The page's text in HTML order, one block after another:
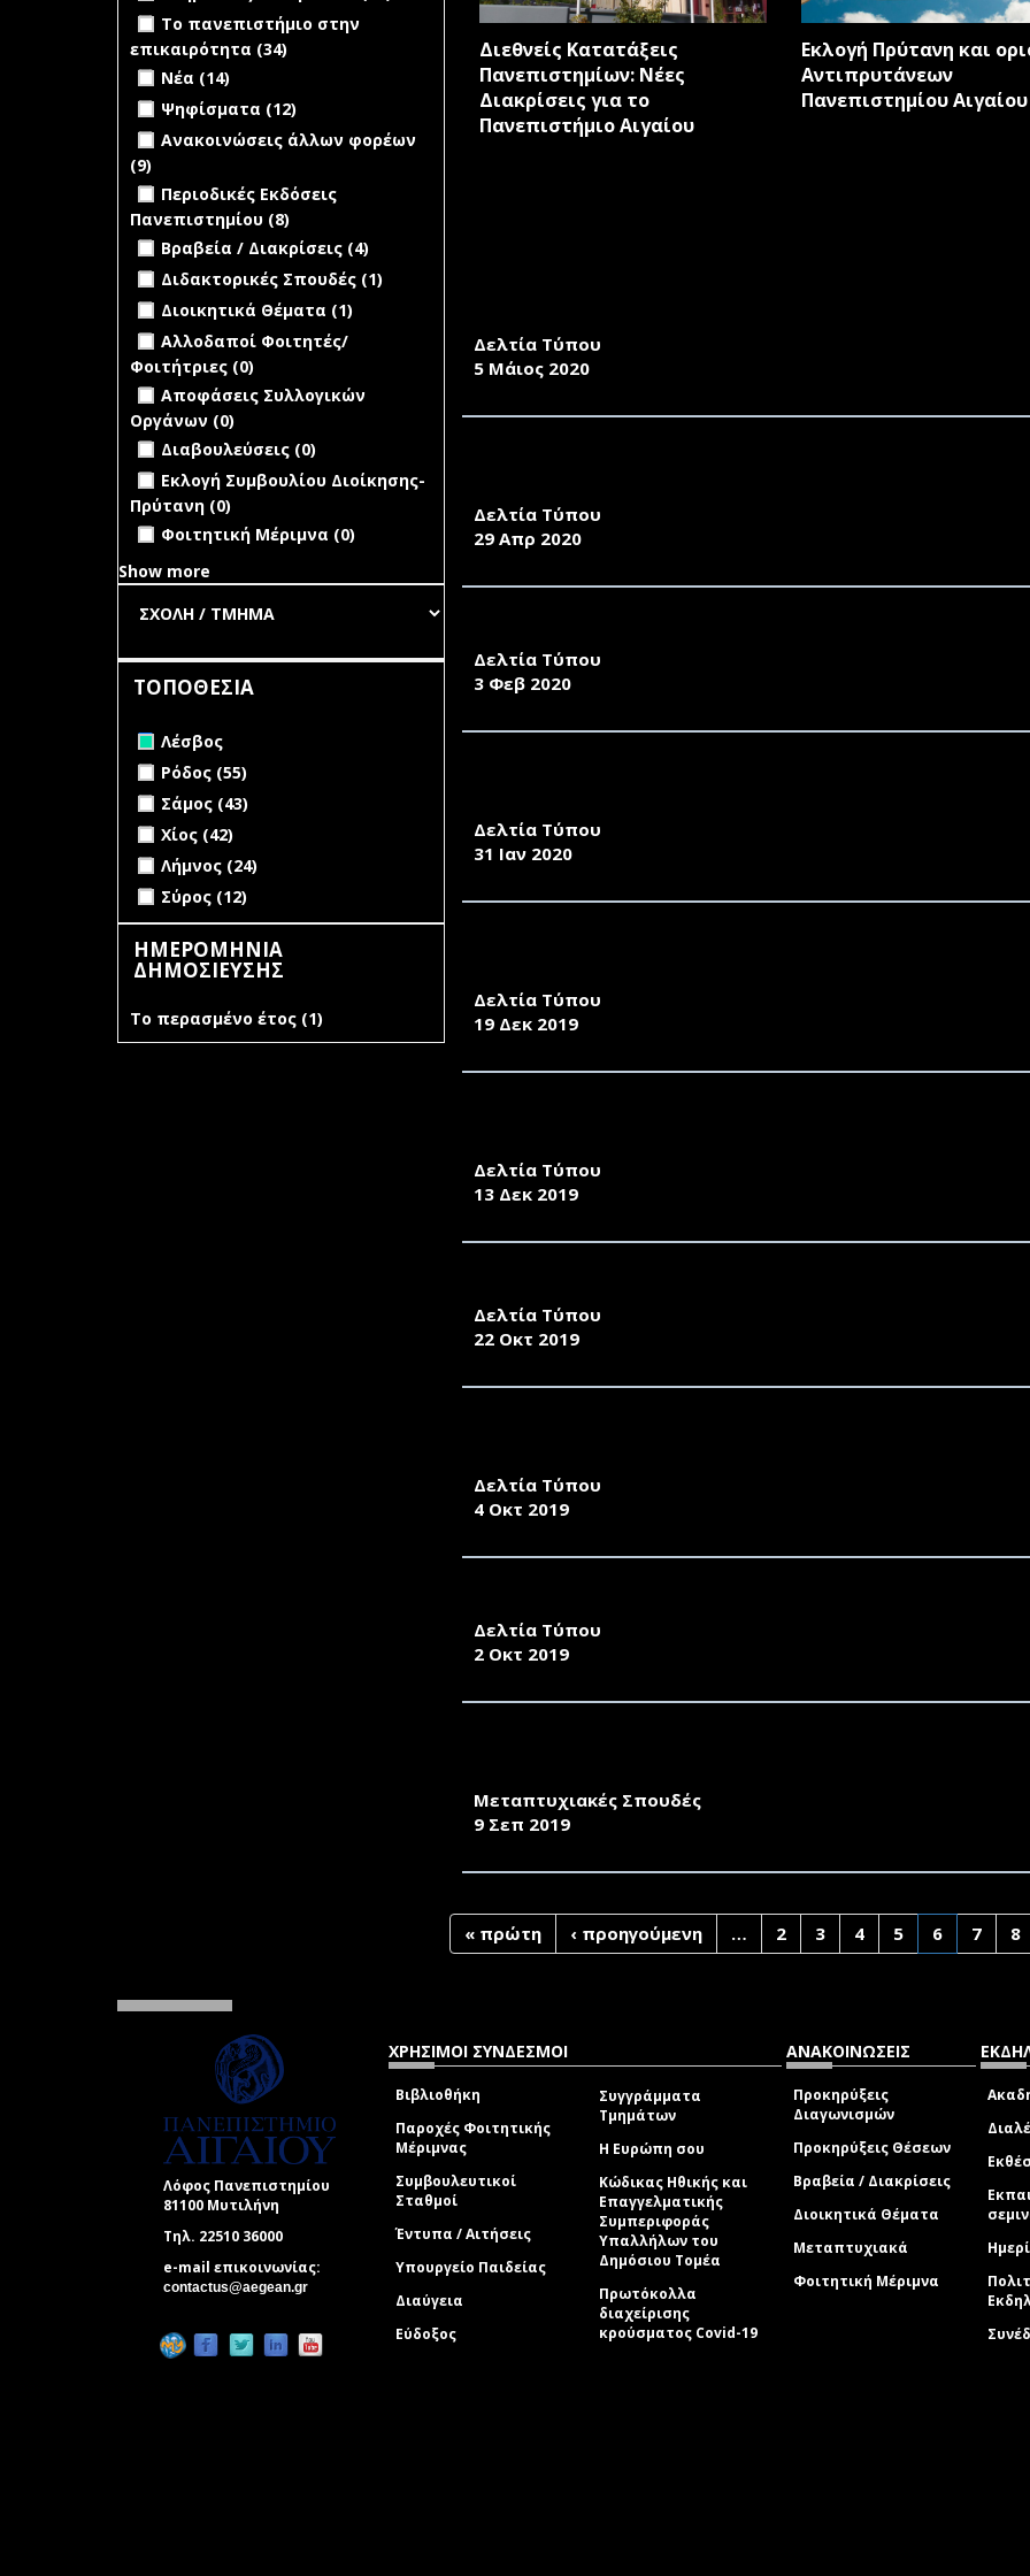
Διεθνείς Κατατάξεις
Πανεπιστημίων: Νέες
Διακρίσεις για το
Πανεπιστήμιο Αιγαίου
Εκλογή Πρύτανη και
Αντιπρυτάνεων
Πανεπιστημίου Αιγαίου
Δελτία Τύπου
5 Μάιος 2020
Δελτία Τύπου
29 Απρ 2020
Δελτία Τύπου
3 Φεβ 2020
Δελτία Τύπου
31 Ιαν 2020
Δελτία Τύπου
19 Δεκ 2019
Δελτία Τύπου
13 Δεκ 2019
Δελτία Τύπου
22 Οκτ 2019
Δελτία Τύπου
4 Οκτ 2019
Δελτία Τύπου
2 Οκτ 2019
Μεταπτυχιακές Σπουδές
9 Σεπ 2019
« πρώτη ‹ προηγούμενη … 2 3 4 5 6 7 8
Κληρώσεις
Apply Το πανεπιστήμιο στην
επικαιρότητα filter
Το πανεπιστήμιο στην
επικαιρότητα (34)
επικαιρότητα
filter
Apply Νέα filter
Νέα (14)
Apply Ψηφίσματα filter
Ψηφίσματα (12)
Apply Ανακοινώσεις άλλων φορέων
filter
Ανακοινώσεις άλλων φορέων
(9)
φορέων filter
Apply Περιοδικές Εκδόσεις
Πανεπιστημίου filter
Περιοδικές Εκδόσεις
Πανεπιστημίου (8)
Εκδόσεις
Πανεπιστημίου
filter
Apply Βραβεία / Διακρίσεις filter
Βραβεία / Διακρίσεις (4)
Διακρίσεις
Apply Διδακτορικές Σπουδές filter
Διδακτορικές Σπουδές (1)
Apply Διοικητικά Θέματα filter
Διοικητικά Θέματα (1)
undefined
Αλλοδαποί Φοιτητές/
Φοιτήτριες (0)
undefined
Αποφάσεις Συλλογικών
Οργάνων (0)
undefined
Διαβουλεύσεις (0)
undefined
Εκλογή Συμβουλίου Διοίκησης-
Πρύτανη (0)
undefined
Φοιτητική Μέριμνα (0)
Show more
ΤΟΠΟΘΕΣΙΑ
Remove Λέσβος filter
Λέσβος
Apply Ρόδος filter
Ρόδος (55)
Apply Σάμος filter
Σάμος (43)
Apply Χίος filter
Χίος (42)
Apply Λήμνος filter
Λήμνος (24)
Apply Σύρος filter
Σύρος (12)
ΗΜΕΡΟΜΗΝΙΑ
ΔΗΜΟΣΙΕΥΣΗΣ
Το περασμένο έτος (1)
περασμένο
Λόφος Πανεπιστημίου
81100 Μυτιλήνη
Τηλ. 22510 36000
e-mail επικοινωνίας:
contactus@aegean.gr
ΧΡΗΣΙΜΟΙ ΣΥΝΔΕΣΜΟΙ
Βιβλιοθήκη
Παροχές Φοιτητικής
Μέριμνας
Συμβουλευτικοί
Σταθμοί
Έντυπα / Αιτήσεις
Υπουργείο Παιδείας
Διαύγεια
Εύδοξος
Συγγράμματα
Τμημάτων
Η Ευρώπη σου
Κώδικας Ηθικής και
Επαγγελματικής
Συμπεριφοράς
Υπαλλήλων του
Δημόσιου Τομέα
Πρωτόκολλα
διαχείρισης
κρούσματος Covid-19
ΑΝΑΚΟΙΝΩΣΕΙΣ
Προκηρύξεις
Διαγωνισμών
Προκηρύξεις Θέσεων
Βραβεία / Διακρίσεις
Διοικητικά Θέματα
Μεταπτυχιακά
Φοιτητική Μέριμνα